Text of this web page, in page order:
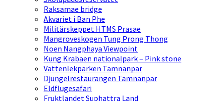
Raksamae bridge
Akvariet i Ban Phe
Militärskeppet HTMS Prasae
Mangroveskogen Tung Prong Thong
Noen Nangphaya Viewpoint
Kung Krabaen nationalpark – Pink stone
Vattenlekparken Tamnanpar
Djungelrestaurangen Tamnanpar
Eldflugesafari
Fruktlandet Suphattra Land